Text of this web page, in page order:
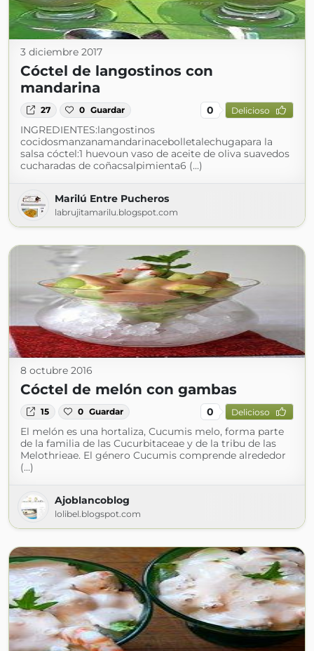
3 diciembre 2017
Cóctel de langostinos con
mandarina
27 0 Guardar 0 Delicioso
INGREDIENTES:langostinos
cocidosmanzanamandarinacebolletalechugapara la
salsa cóctel:1 huevoun vaso de aceite de oliva suavedos
cucharadas de coñacsalpimienta6 (...)
Marilú Entre Pucheros
labrujitamarilu.blogspot.com
8 octubre 2016
Cóctel de melón con gambas
15 0 Guardar 0 Delicioso
El melón es una hortaliza, Cucumis melo, forma parte
de la familia de las Cucurbitaceae y de la tribu de las
Melothrieae. El género Cucumis comprende alrededor
(...)
Ajoblancoblog
lolibel.blogspot.com